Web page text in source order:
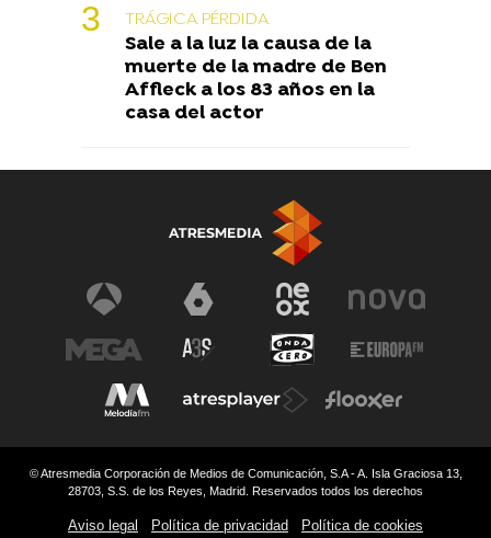
TRÁGICA PÉRDIDA
Sale a la luz la causa de la
muerte de la madre de Ben
Affleck a los 83 años en la
casa del actor
© Atresmedia Corporación de Medios de Comunicación, S.A - A. Isla Graciosa 13,
28703, S.S. de los Reyes, Madrid. Reservados todos los derechos
Aviso legal Política de privacidad Política de cookies